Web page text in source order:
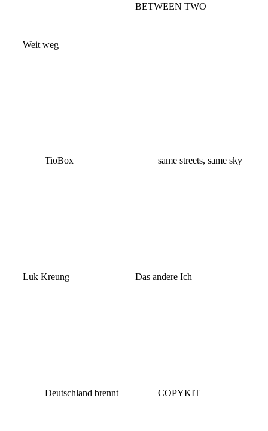
Weit weg
BETWEEN TWO
TioBox same streets, same sky
Luk Kreung Das andere Ich
Deutschland brennt COPYKIT